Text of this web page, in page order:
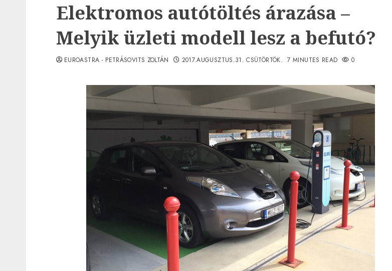
Elektromos autótöltés árazása –
Melyik üzleti modell lesz a befutó?
EUROASTRA - PETRÁSOVITS ZOLTÁN 2017.AUGUSZTUS.31. CSÜTÖRTÖK. 7 MINUTES READ 0